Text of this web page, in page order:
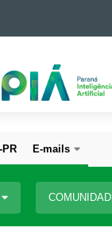
PR E-mails